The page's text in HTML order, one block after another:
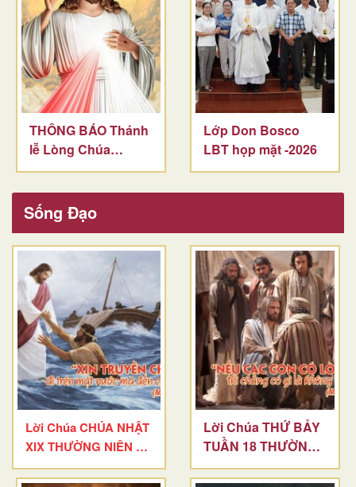
THÔNG BÁO Thánh
lễ Lòng Chúa
Thương Xót
Lớp Don Bosco
LBT họp mặt -2026
Sống Đạo
Lời Chúa CHÚA NHẬT
XIX THƯỜNG NIÊN –
A
Lời Chúa THỨ BẢY
TUẦN 18 THƯỜNG
NIÊN